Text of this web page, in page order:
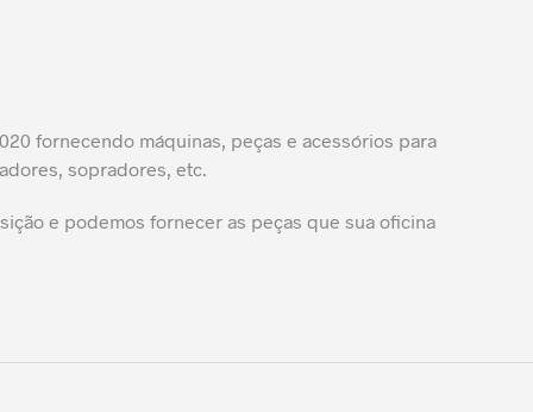
fornecendo máquinas, peças e acessórios para
sopradores, etc.
e podemos fornecer as peças que sua oficina